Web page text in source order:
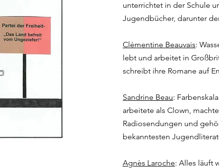
unterrichtet in der Schule
Jugendbücher, darunter
Clémentine Beauvais:
lebt und arbeitet in
schreibt ihre Romane auf
Sandrine Beau: Farbenskala
arbeitete als Clown,
Radiosendungen und
bekanntesten
Agnès Laroche: Alles läuft